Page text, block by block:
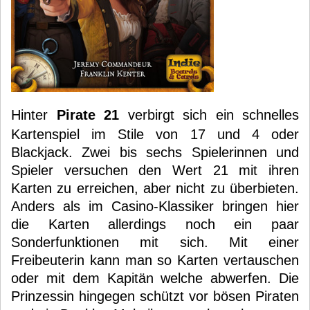
Hinter Pirate 21 verbirgt sich ein schnelles
Kartenspiel im Stile von 17 und 4 oder
Blackjack. Zwei bis sechs Spielerinnen und
Spieler versuchen den Wert 21 mit ihren
Karten zu erreichen, aber nicht zu überbieten.
Anders als im Casino-Klassiker bringen hier
die Karten allerdings noch ein paar
Sonderfunktionen mit sich. Mit einer
Freibeuterin kann man so Karten vertauschen
oder mit dem Kapitän welche abwerfen. Die
Prinzessin hingegen schützt vor bösen Piraten